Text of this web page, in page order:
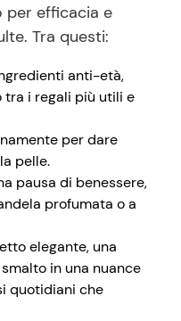
per efficacia e
Tra questi:
anti-età,
i regali più utili e
per dare
pelle.
pausa di benessere,
profumata o a
elegante, una
in una nuance
quotidiani che